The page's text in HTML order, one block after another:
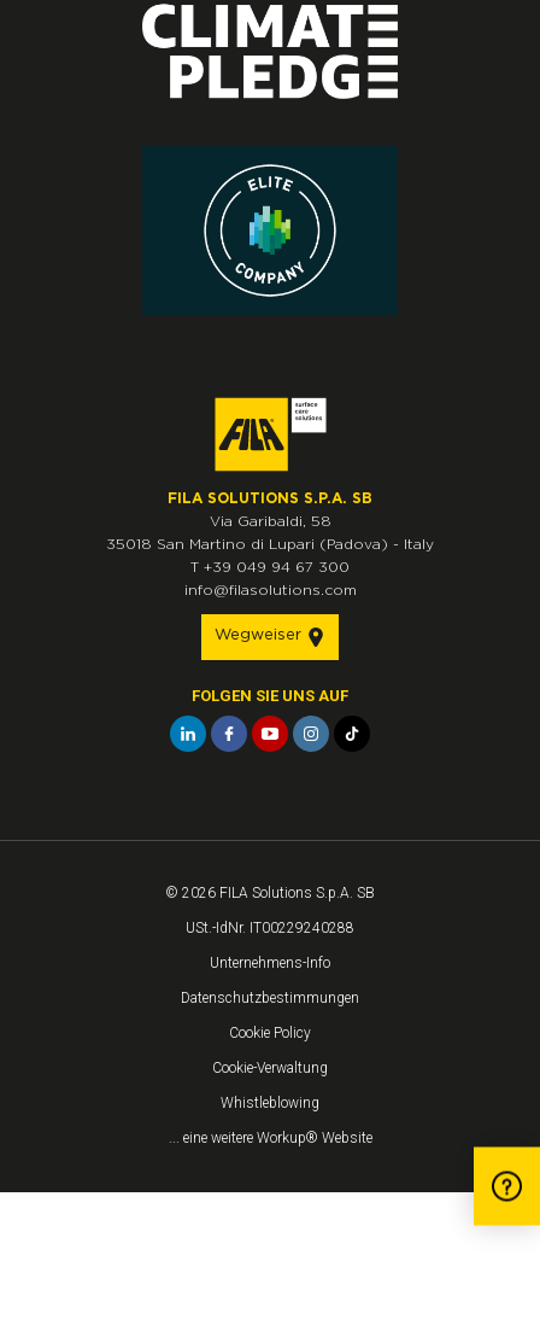
FILA SOLUTIONS S.P.A. SB
Via Garibaldi, 58
35018 San Martino di Lupari (Padova) - Italy
T +39 049 94 67 300
info@filasolutions.com
Wegweiser
FOLGEN SIE UNS AUF
© 2026 FILA Solutions S.p.A. SB
USt.-IdNr. IT00229240288
Unternehmens-Info
Datenschutzbestimmungen
Cookie Policy
Cookie-Verwaltung
Whistleblowing
... eine weitere Workup® Website